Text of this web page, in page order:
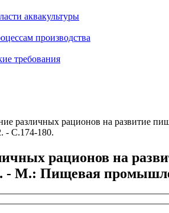
аквакультуры
производства
требования
различных рационов на развитие
- С.174-180.
рационов на
- М.: Пищевая